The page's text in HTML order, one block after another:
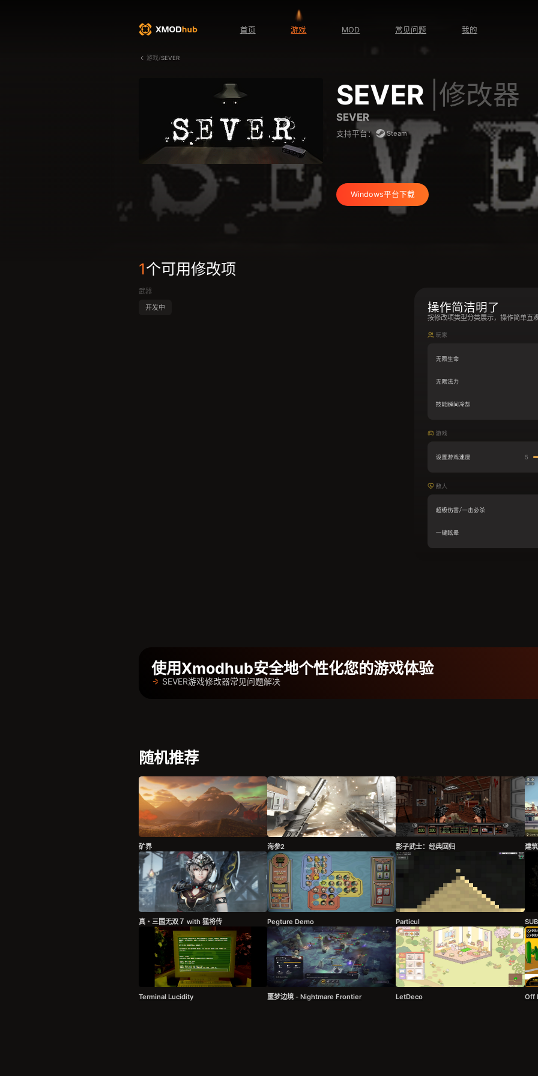
首页 游戏 MOD 常见问题 我的
游戏/SEVER
SEVER |修改器
SEVER
支持平台： Steam
Windows平台下载
1个可用修改项
武器
开发中
操作简洁明了
按修改项类型分类展示，操作简单直
使用Xmodhub安全地个性化您的游戏体验
SEVER游戏修改器常见问题解决
随机推荐
矿界 海参2 影子武士：经典回归 建
真・三国无双７ with 猛将传 Pegture Demo Particul
Terminal Lucidity 噩梦边境 - Nightmare Frontier LetDeco Off